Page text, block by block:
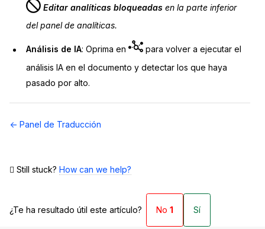
Editar analíticas bloqueadas en la parte inferior
del panel de analíticas.
Análisis de IA: Oprima en
para volver a ejecutar el
análisis IA en el documento y detectar los que haya
pasado por alto.
Navegación
← Panel de Traducción
Still stuck? How can we help?
¿Te ha resultado útil este artículo? No1 Sí